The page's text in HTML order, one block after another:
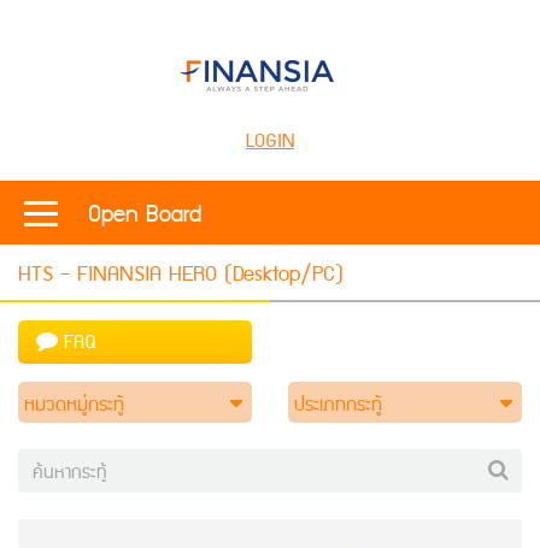
LOGIN
Open Board
HTS - FINANSIA HERO (Desktop/PC)
FAQ
หมวดหมู่กระทู้
ประเภทกระทู้